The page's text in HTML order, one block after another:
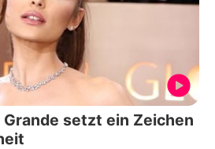
setzt ein Zeichen